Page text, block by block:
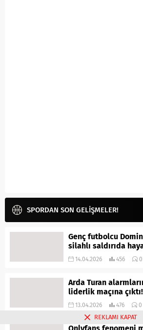
SPORDAN SON GELİŞMELER!
Genç futbolcu
silahlı saldırıda
14.04.2026 456 0
Arda Turan
liderlik maçına
13.04.2026 476 0
Onlyfans fenomeni
REKLAMI KAPAT